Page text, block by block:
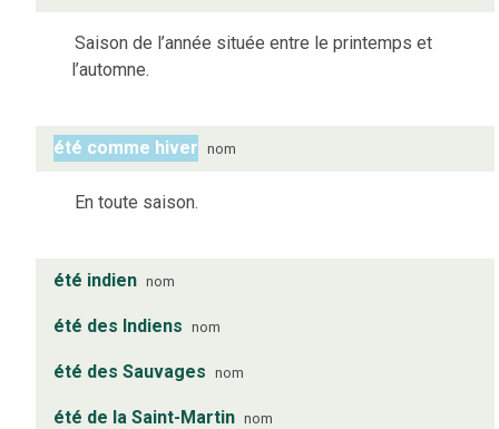
Saison de l’année située entre le printemps et
l’automne.
été comme hiver nom
En toute saison.
été indien nom
été des Indiens nom
été des Sauvages nom
été de la Saint-Martin nom